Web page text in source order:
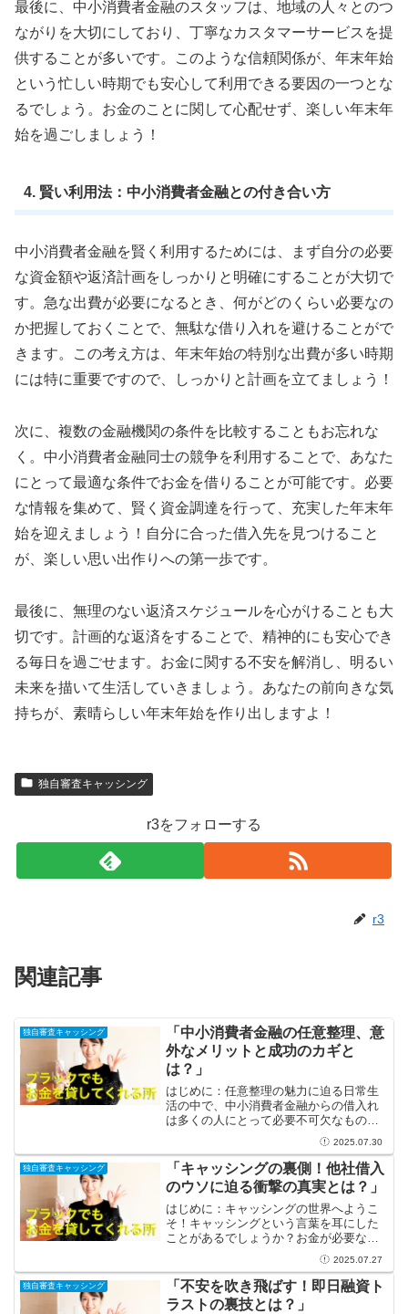
最後に、中小消費者金融のスタッフは、地域の人々とのつ
ながりを大切にしており、丁寧なカスタマーサービスを提
供することが多いです。このような信頼関係が、年末年始
という忙しい時期でも安心して利用できる要因の一つとな
るでしょう。お金のことに関して心配せず、楽しい年末年
始を過ごしましょう！
4. 賢い利用法：中小消費者金融との付き合い方
中小消費者金融を賢く利用するためには、まず自分の必要
な資金額や返済計画をしっかりと明確にすることが大切で
す。急な出費が必要になるとき、何がどのくらい必要なの
か把握しておくことで、無駄な借り入れを避けることがで
きます。この考え方は、年末年始の特別な出費が多い時期
には特に重要ですので、しっかりと計画を立てましょう！
次に、複数の金融機関の条件を比較することもお忘れな
く。中小消費者金融同士の競争を利用することで、あなた
にとって最適な条件でお金を借りることが可能です。必要
な情報を集めて、賢く資金調達を行って、充実した年末年
始を迎えましょう！自分に合った借入先を見つけること
が、楽しい思い出作りへの第一歩です。
最後に、無理のない返済スケジュールを心がけることも大
切です。計画的な返済をすることで、精神的にも安心でき
る毎日を過ごせます。お金に関する不安を解消し、明るい
未来を描いて生活していきましょう。あなたの前向きな気
持ちが、素晴らしい年末年始を作り出しますよ！
独自審査キャッシング
r3をフォローする
r3
関連記事
独自審査キャッシング
「中小消費者金融の任意整理、意
外なメリットと成功のカギと
は？」
はじめに：任意整理の魅力に迫る日常生
活の中で、中小消費者金融からの借入れ
は多くの人にとって必要不可欠なものと
なっています。しかし、ある日突然、借
金が膨れ上がり、返済が厳しくなる可能
性もあるのです。そんなときに注目した
いのが「任意整理」。この...
2025.07.30
独自審査キャッシング
「キャッシングの裏側！他社借入
のウソに迫る衝撃の真実とは？」
はじめに：キャッシングの世界へようこ
そ！キャッシングという言葉を耳にした
ことがあるでしょうか？お金が必要なと
き、手軽に借りられるという魅力的なサ
ービスですが、その裏側には意外な真実
が隠されています。この記事では、キャ
ッシングの仕組みや他社借...
2025.07.27
独自審査キャッシング
「不安を吹き飛ばす！即日融資ト
ラストの裏技とは？」